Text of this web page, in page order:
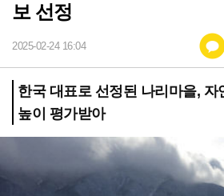
보 선정
2025-02-24 16:04
한국 대표로 선정된 나리마을, 자
높이 평가받아